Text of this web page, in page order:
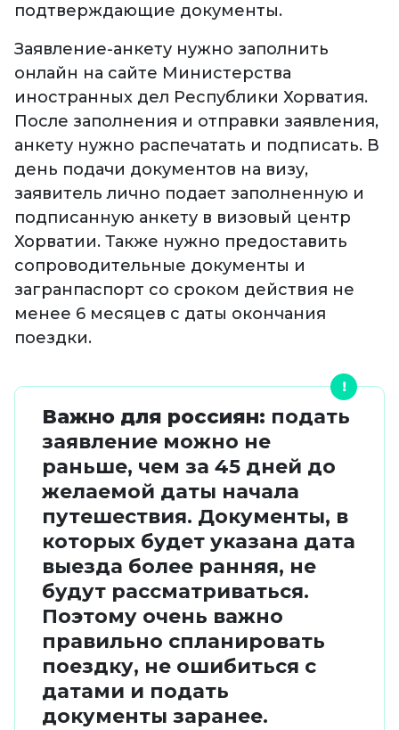
подтверждающие документы.
Заявление-анкету нужно заполнить
онлайн на сайте Министерства
иностранных дел Республики Хорватия.
После заполнения и отправки заявления,
анкету нужно распечатать и подписать. В
день подачи документов на визу,
заявитель лично подает заполненную и
подписанную анкету в визовый центр
Хорватии. Также нужно предоставить
сопроводительные документы и
загранпаспорт со сроком действия не
менее 6 месяцев с даты окончания
поездки.
Важно для россиян: подать
заявление можно не
раньше, чем за 45 дней до
желаемой даты начала
путешествия. Документы, в
которых будет указана дата
выезда более ранняя, не
будут рассматриваться.
Поэтому очень важно
правильно спланировать
поездку, не ошибиться с
датами и подать
документы заранее.